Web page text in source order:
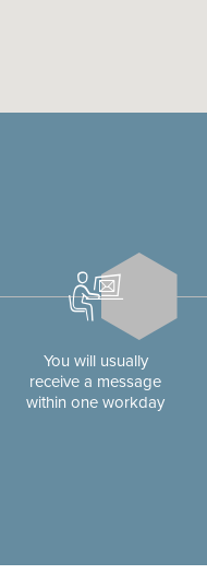
You will usually
receive a message
within one workday